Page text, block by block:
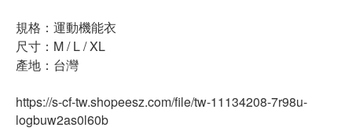
規格：運動機能衣
尺寸：M / L / XL
產地：台灣
https://s-cf-tw.shopeesz.com/file/tw-11134208-7r98u-
logbuw2as0l60b